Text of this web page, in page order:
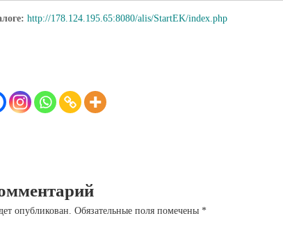
http://178.124.195.65:8080/alis/StartEK/index.php
опубликован. Обязательные поля помечены *